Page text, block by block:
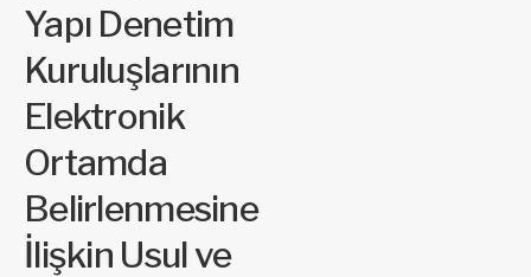
Yapı Denetim
Kuruluşlarının
Elektronik
Ortamda
Belirlenmesine
İlişkin Usul ve